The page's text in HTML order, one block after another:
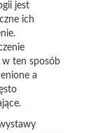
jest
ich
w ten sposób
a